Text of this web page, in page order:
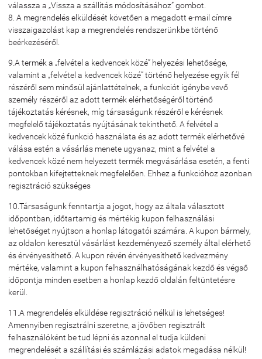
válassza a „Vissza a szállítás módosításához” gombot.
8. A megrendelés elküldését követően a megadott e-mail címre
visszaigazolást kap a megrendelés rendszerünkbe történő
beérkezéséről.
9.A termék a „felvétel a kedvencek közé” helyezési lehetősége,
valamint a „felvétel a kedvencek közé” történő helyezése egyik fél
részéről sem minősül ajánlattételnek, a funkciót igénybe vevő
személy részéről az adott termék elérhetőségéről történő
tájékoztatás kérésnek, míg társaságunk részéről e kérésnek
megfelelő tájékoztatás nyújtásának tekinthető. A felvétel a
kedvencek közé funkció használata és az adott termék elérhetővé
válása estén a vásárlás menete ugyanaz, mint a felvétel a
kedvencek közé nem helyezett termék megvásárlása esetén, a fenti
pontokban kifejtetteknek megfelelően. Ehhez a funkcióhoz azonban
regisztráció szükséges
10.Társaságunk fenntartja a jogot, hogy az általa választott
időpontban, időtartamig és mértékig kupon felhasználási
lehetőséget nyújtson a honlap látogatói számára. A kupon bármely,
az oldalon keresztül vásárlást kezdeményező személy által elérhető
és érvényesíthető. A kupon révén érvényesíthető kedvezmény
mértéke, valamint a kupon felhasználhatóságának kezdő és végső
időpontja minden esetben a honlap kezdő oldalán feltüntetésre
kerül.
11.A megrendelés elküldése regisztráció nélkül is lehetséges!
Amennyiben regisztrálni szeretne, a jövőben regisztrált
felhasználóként be tud lépni és azonnal el tudja küldeni
megrendelését a szállítási és számlázási adatok megadása nélkül!